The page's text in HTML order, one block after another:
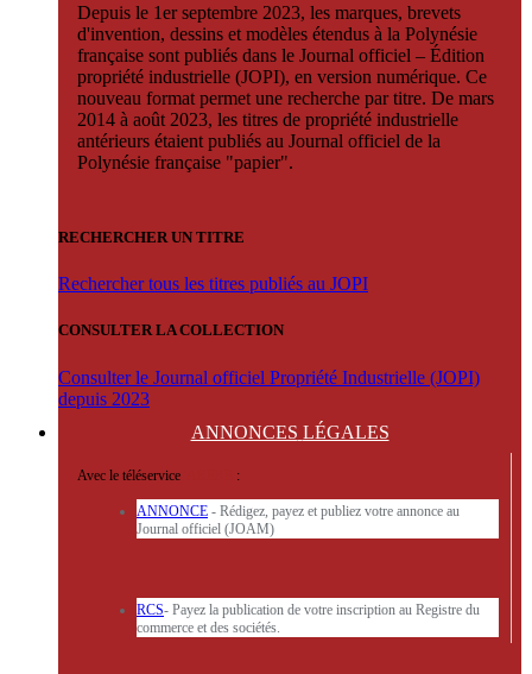
Depuis le 1er septembre 2023, les marques, brevets
d'invention, dessins et modèles étendus à la Polynésie
française sont publiés dans le Journal officiel – Édition
propriété industrielle (JOPI), en version numérique. Ce
nouveau format permet une recherche par titre. De mars
2014 à août 2023, les titres de propriété industrielle
antérieurs étaient publiés au Journal officiel de la
Polynésie française "papier".
RECHERCHER UN TITRE
Rechercher tous les titres publiés au JOPI
CONSULTER LA COLLECTION
Consulter le Journal officiel Propriété Industrielle (JOPI)
depuis 2023
ANNONCES LÉGALES
Avec le téléservice :
ANNONCE - Rédigez, payez et publiez votre annonce au
Journal officiel (JOAM)
RCS- Payez la publication de votre inscription au Registre du
commerce et des sociétés.